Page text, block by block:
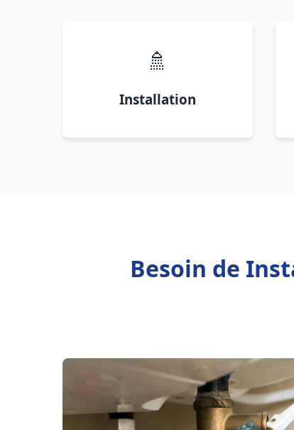
🚿
Installation
Besoin de